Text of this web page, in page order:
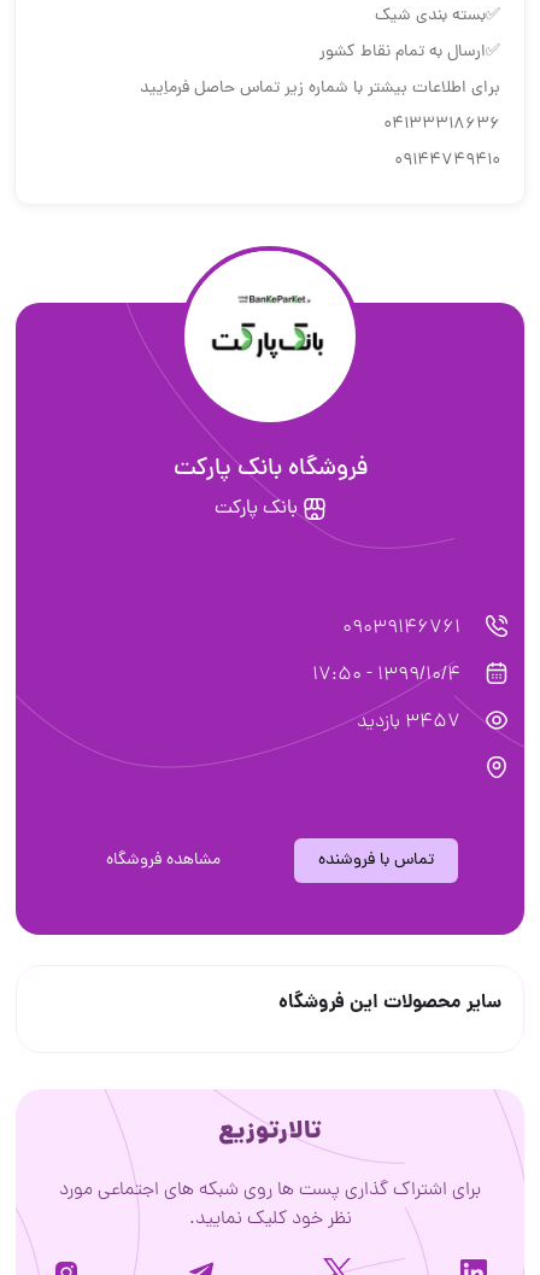
✅بسته بندی شیک
✅ارسال به تمام نقاط کشور
برای اطلاعات بیشتر با شماره زیر تماس حاصل فرماِیید
04133318636
09144749410
فروشگاه بانک پارکت
بانک پارکت
09039146761
1399/10/4 - 17:50
3457 بازدید
تماس با فروشنده مشاهده فروشگاه
سایر محصولات این فروشگاه
تالارتوزیع
برای اشتراک گذاری پست ها روی شبکه های اجتماعی مورد
نظر خود کلیک نمایید.